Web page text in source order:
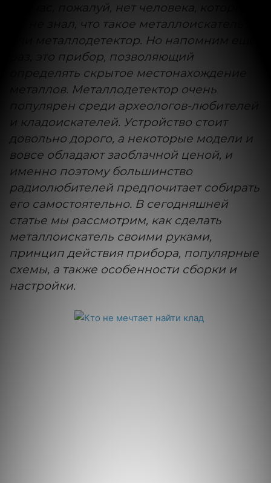
Сейчас, пожалуй, нет человека, который
бы не знал, что такое металлоискатель
или металлодетектор. Но напомним ещё
раз, это прибор, позволяющий
определять скрытое местонахождение
металлов. Металлодетектор очень
популярен среди археологов-любителей
и кладоискателей. Устройство стоит
довольно дорого, а некоторые модели и
вовсе обладают заоблачной ценой, и
именно поэтому большинство
радиолюбителей предпочитает собирать
его самостоятельно. В сегодняшней
статье мы рассмотрим, как сделать
металлоискатель своими руками,
принцип действия прибора, популярные
схемы, а также особенности сборки и
настройки.